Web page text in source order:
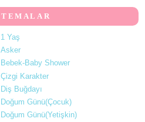
TEMALAR
1 Yaş
Asker
Bebek-Baby Shower
Çizgi Karakter
Diş Buğdayı
Doğum Günü(Çocuk)
Doğum Günü(Yetişkin)